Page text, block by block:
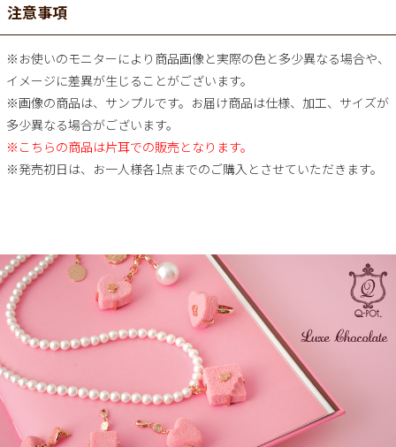
注意事項
※お使いのモニターにより商品画像と実際の色と多少異なる場合や、
イメージに差異が生じることがございます。
※画像の商品は、サンプルです。お届け商品は仕様、加工、サイズが
多少異なる場合がございます。
※こちらの商品は片耳での販売となります。
※発売初日は、お一人様各1点までのご購入とさせていただきます。